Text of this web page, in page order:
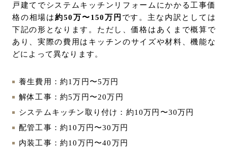
戸建てでシステムキッチンリフォームにかかる工事価
格の相場は約50万〜150万円 です。主な内訳としては
下記の形となります。ただし、価格はあくまで概算で
あり、実際の費用はキッチンのサイズや材料、機能な
どによって異なります。
養生費用：約1万円〜5万円
解体工事：約5万円〜20万円
システムキッチン取り付け：約10万円〜30万円
配管工事：約10万円〜30万円
内装工事：約10万円〜40万円